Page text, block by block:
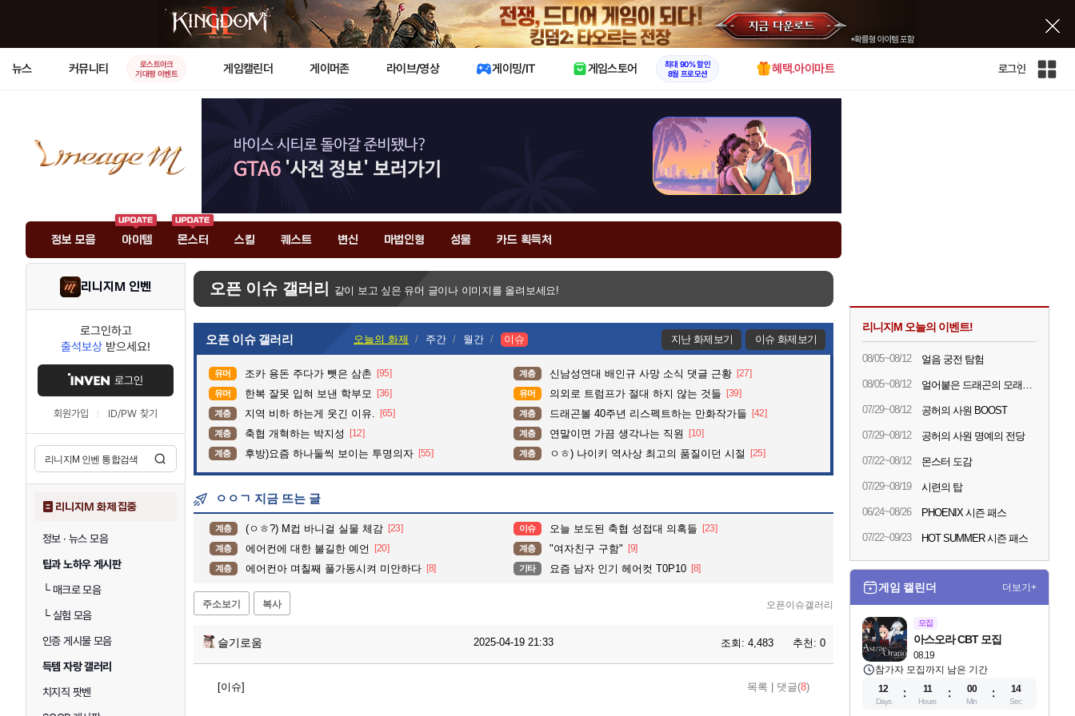
X
뉴스 커뮤니티
로스트아크
기대평 이벤트
게임캘린더 게이머존 라이브/영상 게이밍/IT 게임스토어
최대 90% 할인
8월 프로모션
혜택.아이마트 로그인
인
정보 모음 아이템 몬스터 스킬 퀘스트 변신 마법인형 성물 카드 획득처
리니지M 인벤
로그인하고
출석보상 받으세요!
로그인
회원가입 ID/PW 찾기
리니지M 화제 집중
정보 · 뉴스 모음
팁과 노하우 게시판
└매크로 모음
└실험 모음
인증 게시물 모음
득템 자랑 갤러리
치지직 팟벤
오픈 이슈 갤러리 같이 보고 싶은 유머 글이나 이미지를 올려보세요!
오픈 이슈 갤러리 오늘의 화제 주간 월간 이슈 지난 화제보기 이슈 화제보기
유머 조카 용돈 주다가 뺏은 삼촌 [95] 계층 신남성연대 배인규 사망 소식 댓글 근황 [27]
유머 한복 잘못 입혀 보낸 학부모 [36] 유머 의외로 트럼프가 절대 하지 않는 것들 [39]
계층 지역 비하 하는게 웃긴 이유. [65] 계층 드래곤볼 40주년 리스펙트하는 만화작가들 [42]
계층 축협 개혁하는 박지성 [12] 계층 연말이면 가끔 생각나는 직원 [10]
계층 후방)요즘 하나둘씩 보이는 투명의자 [55] 계층 ㅇㅎ) 나이키 역사상 최고의 품질이던 시절 [25]
ㅇㅇㄱ 지금 뜨는 글
계층 (ㅇㅎ?) M컵 바니걸 실물 체감 [23] 이슈 오늘 보도된 축협 성접대 의혹들 [23]
계층 에어컨에 대한 불길한 예언 [20] 계층 "여자친구 구함" [9]
계층 에어컨아 며칠째 풀가동시켜 미안하다 [8] 기타 요즘 남자 인기 헤어컷 T0P10 [8]
주소보기 복사 오픈이슈갤러리
슬기로움 2025-04-19 21:33 조회: 4,483 추천: 0
[이슈] 목록 댓글(8)
리니지M 오늘의 이벤트!
08/05~08/12 얼음 궁전 탐험
08/05~08/12 얼어붙은 드래곤의 모래시계
07/29~08/12 공허의 사원 BOOST
07/29~08/12 공허의 사원 명예의 전당
07/22~08/12 몬스터 도감
07/29~08/19 시련의 탑
06/24~08/26 PHOENIX 시즌 패스
07/22~09/23 HOT SUMMER 시즌 패스
게임 캘린더 더보기+
모집
08.19
아스오라 CBT 모집
참가자 모집까지 남은 기간
12
Days
11
Hours
00
Min
12
Sec